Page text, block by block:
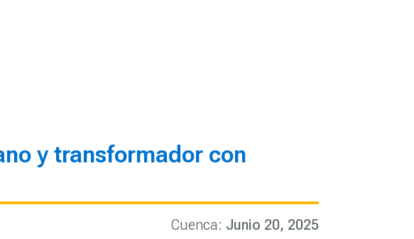
y transformador con
Cuenca: Junio 20, 2025